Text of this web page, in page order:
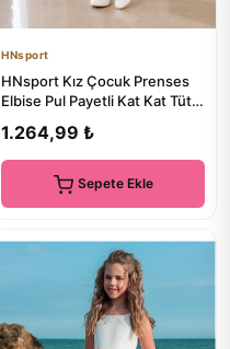
HNsport
HNsport Kız Çocuk Prenses
Elbise Pul Payetli Kat Kat Tütü
1.264,99 ₺
Sepete Ekle